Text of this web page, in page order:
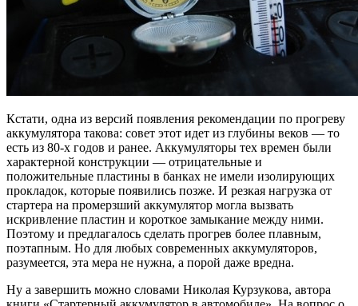
Кстати, одна из версий появления рекомендации по прогреву
аккумулятора такова: совет этот идет из глубины веков — то
есть из 80-х годов и ранее. Аккумуляторы тех времен были
характерной конструкции — отрицательные и
положительные пластины в банках не имели изолирующих
прокладок, которые появились позже. И резкая нагрузка от
стартера на промерзший аккумулятор могла вызвать
искривление пластин и короткое замыкание между ними.
Поэтому и предлагалось сделать прогрев более плавным,
поэтапным. Но для любых современных аккумуляторов,
разумеется, эта мера не нужна, а порой даже вредна.
Ну а завершить можно словами Николая Курзукова, автора